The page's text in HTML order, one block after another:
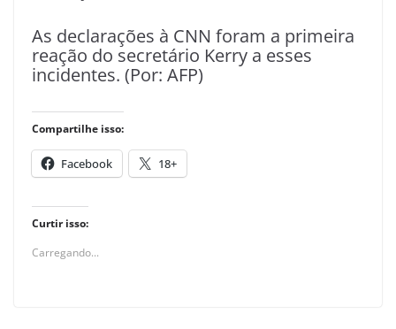
As declarações à CNN foram a primeira
reação do secretário Kerry a esses
incidentes. (Por: AFP)
Compartilhe isso:
Facebook 18+
Curtir isso:
Carregando...